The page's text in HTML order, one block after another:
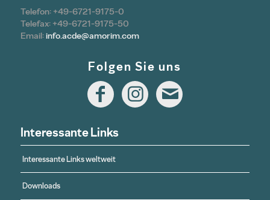
Telefon: +49-6721-9175-0
Telefax: +49-6721-9175-50
Email:info.acde@amorim.com
Folgen Sie uns
Interessante Links
Interessante Links weltweit
Downloads